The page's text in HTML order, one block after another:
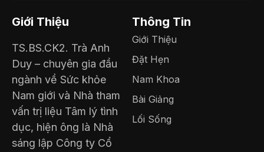
Giới Thiệu
TS.BS.CK2. Trà Anh
Duy – chuyên gia đầu
ngành về Sức khỏe
Nam giới và Nhà tham
vấn trị liệu Tâm lý tình
dục, hiện ông là Nhà
sáng lập Công ty Cổ
Thông Tin
Giới Thiệu
Đặt Hẹn
Nam Khoa
Bài Giảng
Lối Sống